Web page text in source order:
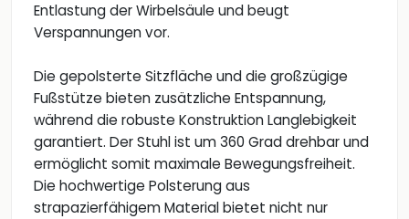
Entlastung der Wirbelsäule und beugt
Verspannungen vor.
Die gepolsterte Sitzfläche und die großzügige
Fußstütze bieten zusätzliche Entspannung,
während die robuste Konstruktion Langlebigkeit
garantiert. Der Stuhl ist um 360 Grad drehbar und
ermöglicht somit maximale Bewegungsfreiheit.
Die hochwertige Polsterung aus
strapazierfähigem Material bietet nicht nur